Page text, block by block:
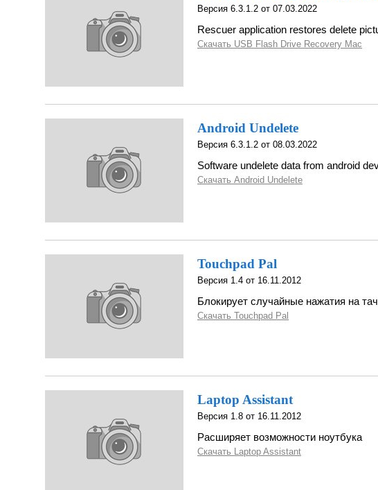
Версия 6.3.1.2 от 07.03.2022
Rescuer application restores delete
Скачать USB Flash Drive Recovery Mac
Android Undelete
Версия 6.3.1.2 от 08.03.2022
Software undelete data from android
Скачать Android Undelete
Touchpad Pal
Версия 1.4 от 16.11.2012
Блокирует случайные нажатия на
Скачать Touchpad Pal
Laptop Assistant
Версия 1.8 от 16.11.2012
Расширяет возможности ноутбука
Скачать Laptop Assistant